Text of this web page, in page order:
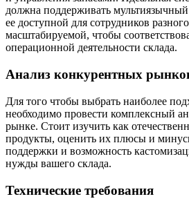
должна поддерживать
ее доступной для сотрудников
масштабируемой, чтобы
операционной деятельности склада.
Анализ конкурентных
Для того чтобы выбрать наиболее
необходимо провести комплексный
рынке. Стоит изучить как
продукты, оценить их плюсы и
поддержки и возможность
нужды вашего склада.
Технические требования